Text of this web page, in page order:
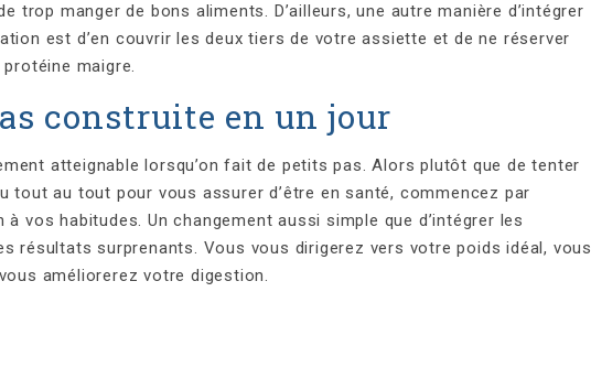
trop manger de bons aliments. D’ailleurs, une autre manière d’intégrer
est d’en couvrir les deux tiers de votre assiette et de ne réserver
maigre.
construite en un jour
atteignable lorsqu’on fait de petits pas. Alors plutôt que de tenter
tout au tout pour vous assurer d’être en santé, commencez par
vos habitudes. Un changement aussi simple que d’intégrer les
résultats surprenants. Vous vous dirigerez vers votre poids idéal, vous
améliorerez votre digestion.